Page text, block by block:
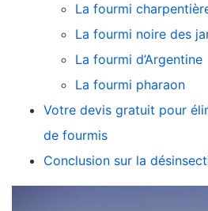
La fourmi
La fourmi noire des
La fourmi d’Argentine
La fourmi pharaon
Votre devis gratuit pour
de fourmis
Conclusion sur la